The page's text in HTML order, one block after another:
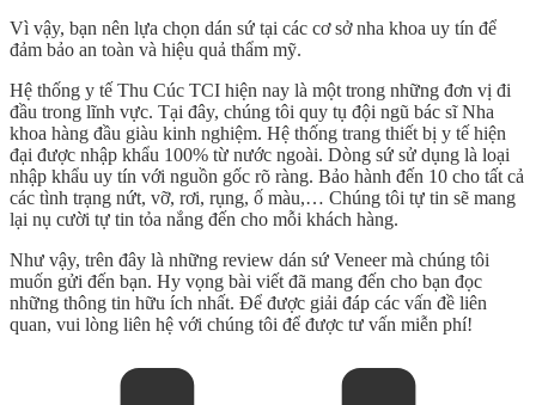
Vì vậy, bạn nên lựa chọn dán sứ tại các cơ sở nha khoa uy tín để
đảm bảo an toàn và hiệu quả thẩm mỹ.
Hệ thống y tế Thu Cúc TCI hiện nay là một trong những đơn vị đi
đầu trong lĩnh vực. Tại đây, chúng tôi quy tụ đội ngũ bác sĩ Nha
khoa hàng đầu giàu kinh nghiệm. Hệ thống trang thiết bị y tế hiện
đại được nhập khẩu 100% từ nước ngoài. Dòng sứ sử dụng là loại
nhập khẩu uy tín với nguồn gốc rõ ràng. Bảo hành đến 10 cho tất cả
các tình trạng nứt, vỡ, rơi, rụng, ố màu,… Chúng tôi tự tin sẽ mang
lại nụ cười tự tin tỏa nắng đến cho mỗi khách hàng.
Như vậy, trên đây là những review dán sứ Veneermà chúng tôi
muốn gửi đến bạn. Hy vọng bài viết đã mang đến cho bạn đọc
những thông tin hữu ích nhất. Để được giải đáp các vấn đề liên
quan, vui lòng liên hệ với chúng tôi để được tư vấn miễn phí!